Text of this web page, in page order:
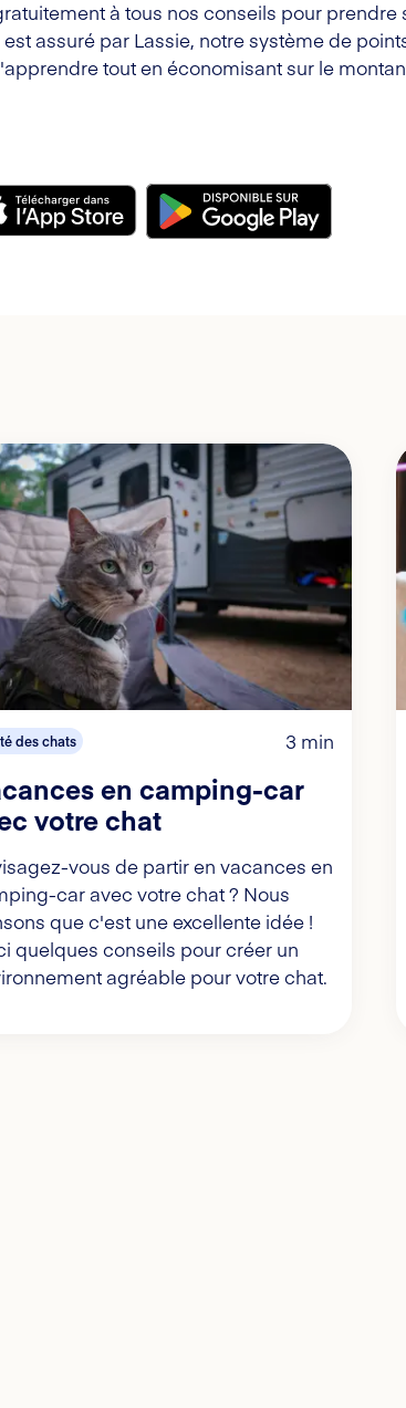
à tous nos conseils pour prendre
assuré par Lassie, notre système de
tout en économisant sur le
des chats 3 min
en camping-car
votre chat
vous de partir en vacances en
car avec votre chat ? Nous
que c'est une excellente idée !
quelques conseils pour créer un
agréable pour votre chat.